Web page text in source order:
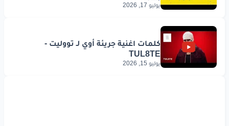
يوليو 17, 2026
يوليو 15, 2026